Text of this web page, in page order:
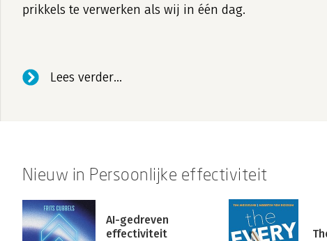
prikkels te verwerken als wij in één dag.
Lees verder...
Nieuw in Persoonlijke effectiviteit
AI-gedreven
effectiviteit